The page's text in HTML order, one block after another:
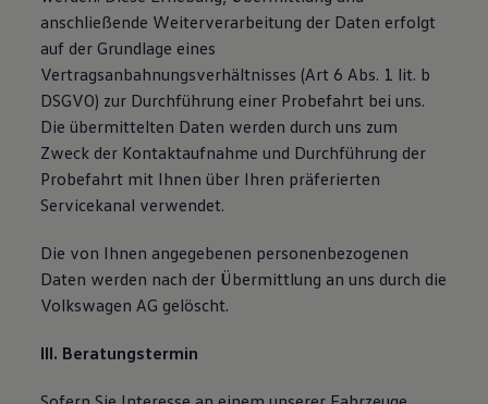
anschließende Weiterverarbeitung der Daten erfolgt
auf der Grundlage eines
Vertragsanbahnungsverhältnisses (Art 6 Abs. 1 lit. b
DSGVO) zur Durchführung einer Probefahrt bei uns.
Die übermittelten Daten werden durch uns zum
Zweck der Kontaktaufnahme und Durchführung der
Probefahrt mit Ihnen über Ihren präferierten
Servicekanal verwendet.
Die von Ihnen angegebenen personenbezogenen
Daten werden nach der Übermittlung an uns durch die
Volkswagen AG gelöscht.
III. Beratungstermin